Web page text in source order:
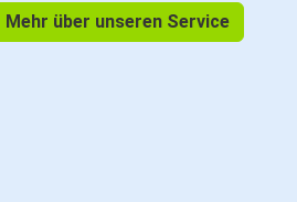
Mehr über unseren Service